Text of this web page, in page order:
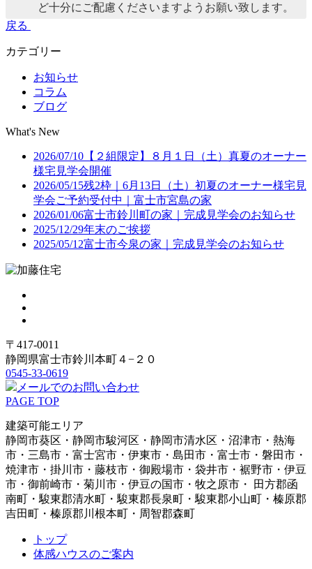
ど十分にご配慮くださいますようお願い致します。
戻る
カテゴリー
お知らせ
コラム
ブログ
What's New
2026/07/10 【２組限定】８月１日（土）真夏のオーナー
様宅見学会開催
2026/05/15残2枠｜6月13日（土）初夏のオーナー様宅見
学会ご予約受付中｜富士市宮島の家
2026/01/06富士市鈴川町の家｜完成見学会のお知らせ
2025/12/29年末のご挨拶
2025/05/12富士市今泉の家｜完成見学会のお知らせ
〒417-0011
静岡県富士市鈴川本町４−２０
0545-33-0619
メールでのお問い合わせ
PAGE TOP
建築可能エリア
静岡市葵区・静岡市駿河区・静岡市清水区・沼津市・熱海
市・三島市・富士宮市・伊東市・島田市・富士市・磐田市・
焼津市・掛川市・藤枝市・御殿場市・袋井市・裾野市・伊豆
市・御前崎市・菊川市・伊豆の国市・牧之原市・ 田方郡函
南町・駿東郡清水町・駿東郡長泉町・駿東郡小山町・榛原郡
吉田町・榛原郡川根本町・周智郡森町
トップ
体感ハウスのご案内